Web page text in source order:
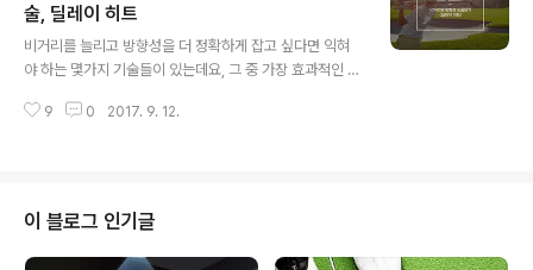
고의 시설과 과학적인 훈련 프로그램!" 골프 아카데미의 새
로운 패러다임을 만들어가고 있는 골프존 엘리트아카데미
는 체계적이고 전문적인 교육 프로그램 및 골프존의 기술
력과 노하우를 집대성한 골프토탈솔루션을 기반으로 세계
무대에 설 수 있는 우수한 선수들을 발굴하고 키워냅니다.
술, 딜레이 히트
비거리를 늘리고 방향성을 더 정확하게 잡고 싶다면 익혀
야 하는 몇가지 기술들이 있는데요, 그 중 가장 효과적인 방
(Delay Hit) 라는 기술입니다. 딜레이 히트란 단어 그대로
럼 임팩트 순간을 최대한 지연시키고, 헤드스피드가 최대
인 순간에 임팩트가 이루어지도록 해 비거리를 향상하는
기술입니다. 많은 PGA 투어 프로들이 적용하고 있는 기술
9 0 2017. 9. 12.
이 블로그 인기글